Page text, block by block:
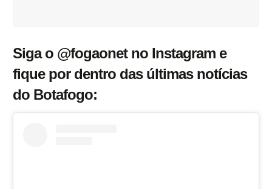
Siga o @fogaonet no Instagram e
fique por dentro das últimas notícias
do Botafogo: